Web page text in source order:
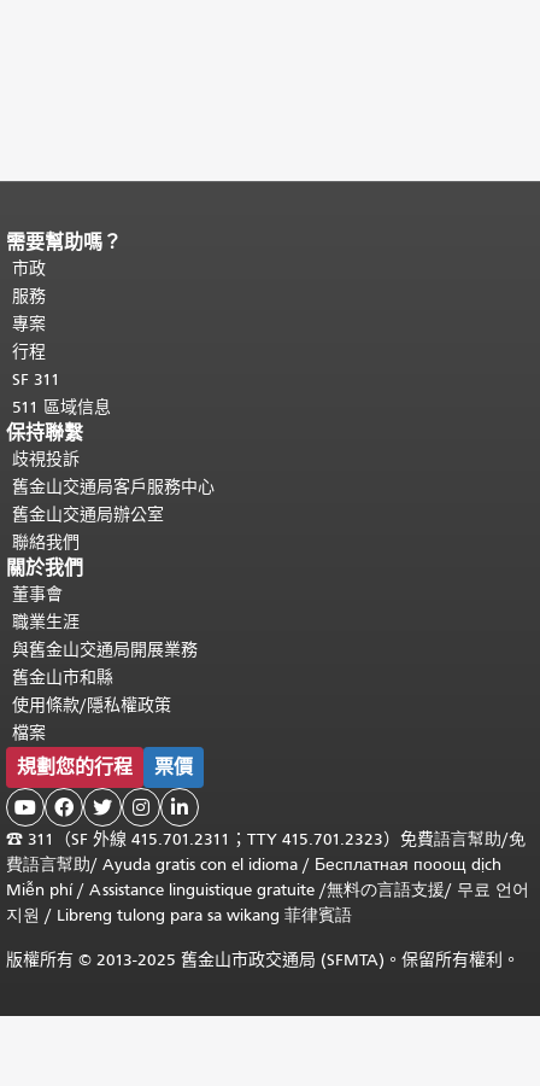
頁面內容結束。
都會重複顯示。
需要幫助嗎？
市政
服務
專案
行程
SF 311
511 區域信息
保持聯繫
歧視投訴
舊金山交通局客戶服務中心
舊金山交通局辦公室
聯絡我們
關於我們
董事會
職業生涯
與舊金山交通局開展業務
舊金山市和縣
使用條款/隱私權政策
檔案
規劃您的行程 票價
    
☎ 311（SF 外線 415.701.2311；TTY 415.701.2323）免費語言幫助/免
費語言幫助/ Ayuda gratis con el idioma / Бесплатная пооощ dịch
Miễn phí/ Assistance linguistique gratuite /無料の言語支援/ 무료 언어
지원 / Libreng tulong para sa wikang 菲律賓語
版權所有 © 2013-2025 舊金山市政交通局 (SFMTA)。保留所有權利。